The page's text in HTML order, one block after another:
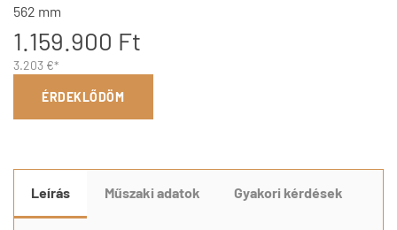
562 mm
1.159.900 Ft
3.203 €*
ÉRDEKLŐDÖM
Leírás Műszaki adatok Gyakori kérdések